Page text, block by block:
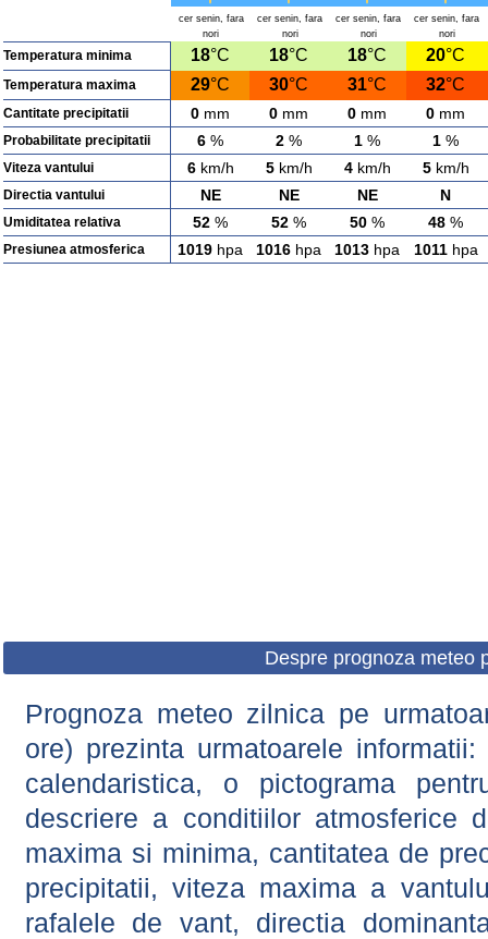
cer senin, fara
nori
cer senin, fara
nori
cer senin, fara
nori
cer senin, fara
nori
Temperatura minima 18°C 18°C 18°C 20°C
Temperatura maxima 29°C 30°C 31°C 32°C
Cantitate precipitatii 0 mm 0 mm 0 mm 0 mm
Probabilitate precipitatii 6 % 2 % 1 % 1 %
Viteza vantului 6km/h 5km/h 4km/h 5km/h
Directia vantului NE NE NE N
Umiditatea relativa 52 % 52 % 50 % 48 %
Presiunea atmosferica 1019 hpa 1016 hpa 1013 hpa 1011hpa
Despre prognoza meteo
Prognoza meteo zilnica pe
ore) prezinta urmatoarele
calendaristica, o pictograma
descriere a conditiilor atmosferice
maxima si minima, cantitatea de
precipitatii, viteza maxima a
rafalele de vant, directia